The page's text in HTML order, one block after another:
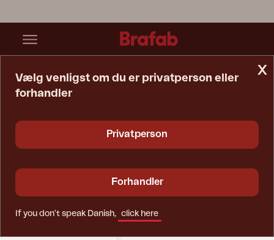
x
Vælg venligst om du er privatperson eller
forhandler
Privatperson
Forhandler
If you don't speak Danish, click here